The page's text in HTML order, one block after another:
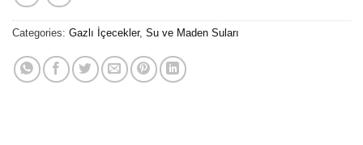
Categories: Gazlı İçecekler, Su ve Maden Suları